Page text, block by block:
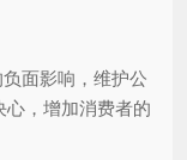
面影响，维护公
，增加消费者的